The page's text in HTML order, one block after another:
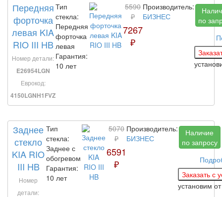
Передняя
форточка
левая KIA
RIO III HB
Номер детали:
E26954LGN
Еврокод:
4150LGNH1FVZ
Тип
стекла:
Передняя
форточка
левая
Гарантия:
10 лет
5590
₽
7267
₽
Производитель:
БИЗНЕС
по
Заднее
стекло
KIA RIO
III HB
Номер
детали:
Тип
стекла:
Заднее с
обогревом
Гарантия:
10 лет
5070
₽
6591
₽
Производитель:
БИЗНЕС
Наличие
по запросу
установим